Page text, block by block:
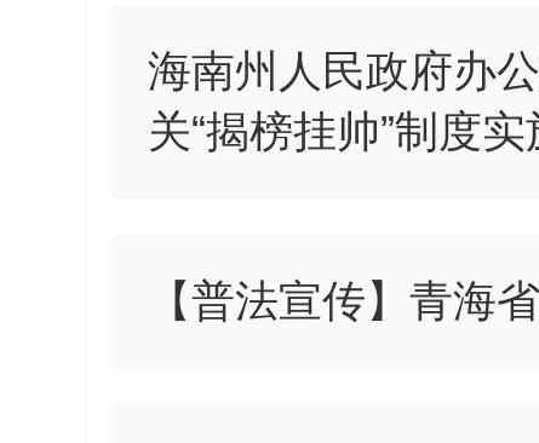
海南州人民政府办
关“揭榜挂帅”制度
【普法宣传】青海